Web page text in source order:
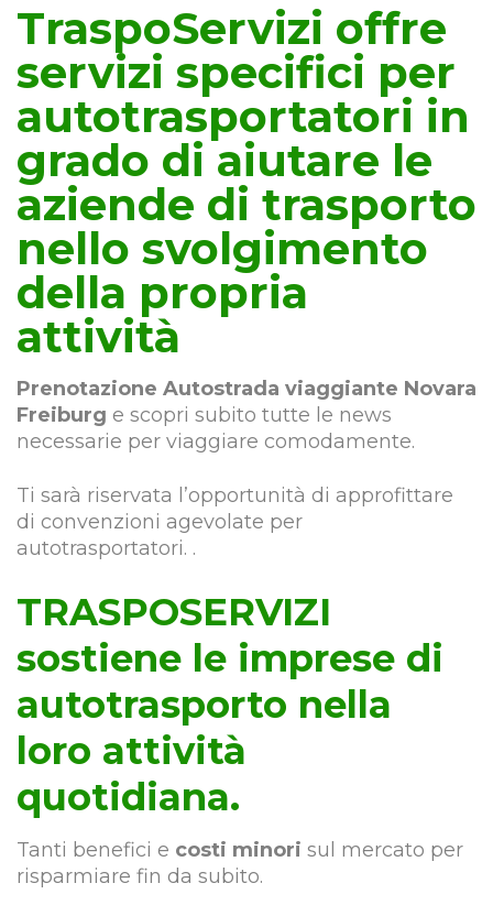
TraspoServizi offre
servizi specifici per
autotrasportatori in
grado di aiutare le
aziende di trasporto
nello svolgimento
della propria
attività
Prenotazione Autostrada viaggiante Novara
Freiburg e scopri subito tutte le news
necessarie per viaggiare comodamente.
Ti sarà riservata l’opportunità di approfittare
di convenzioni agevolate per
autotrasportatori. .
TRASPOSERVIZI
sostiene le imprese di
autotrasporto nella
loro attività
quotidiana.
Tanti benefici e costi minori sul mercato per
risparmiare fin da subito.